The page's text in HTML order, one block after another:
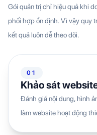
Gói quản trị chỉ hiệu quả khi
phối hợp ổn định. Vì vậy quy
kết quả luôn dễ theo dõi.
01
Khảo sát
Đánh giá nội dung, hình
làm website hoạt động